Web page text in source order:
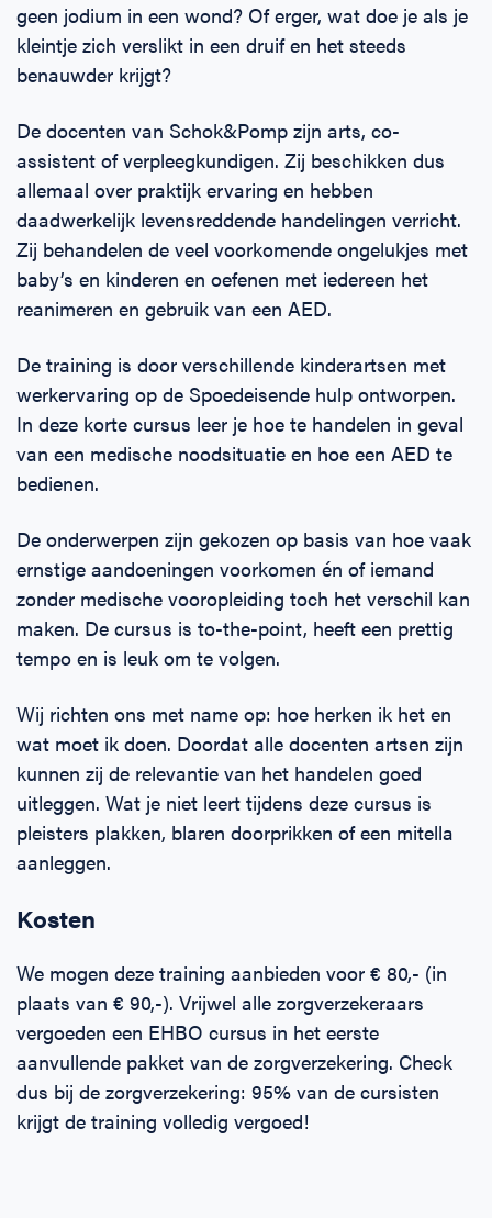
geen jodium in een wond? Of erger, wat doe je als je
kleintje zich verslikt in een druif en het steeds
benauwder krijgt?
De docenten van Schok&Pomp zijn arts, co-
assistent of verpleegkundigen. Zij beschikken dus
allemaal over praktijk ervaring en hebben
daadwerkelijk levensreddende handelingen verricht.
Zij behandelen de veel voorkomende ongelukjes met
baby’s en kinderen en oefenen met iedereen het
reanimeren en gebruik van een AED.
De training is door verschillende kinderartsen met
werkervaring op de Spoedeisende hulp ontworpen.
In deze korte cursus leer je hoe te handelen in geval
van een medische noodsituatie en hoe een AED te
bedienen.
De onderwerpen zijn gekozen op basis van hoe vaak
ernstige aandoeningen voorkomen én of iemand
zonder medische vooropleiding toch het verschil kan
maken. De cursus is to-the-point, heeft een prettig
tempo en is leuk om te volgen.
Wij richten ons met name op: hoe herken ik het en
wat moet ik doen. Doordat alle docenten artsen zijn
kunnen zij de relevantie van het handelen goed
uitleggen. Wat je niet leert tijdens deze cursus is
pleisters plakken, blaren doorprikken of een mitella
aanleggen.
Kosten
We mogen deze training aanbieden voor € 80,- (in
plaats van € 90,-). Vrijwel alle zorgverzekeraars
vergoeden een EHBO cursus in het eerste
aanvullende pakket van de zorgverzekering. Check
dus bij de zorgverzekering: 95% van de cursisten
krijgt de training volledig vergoed!